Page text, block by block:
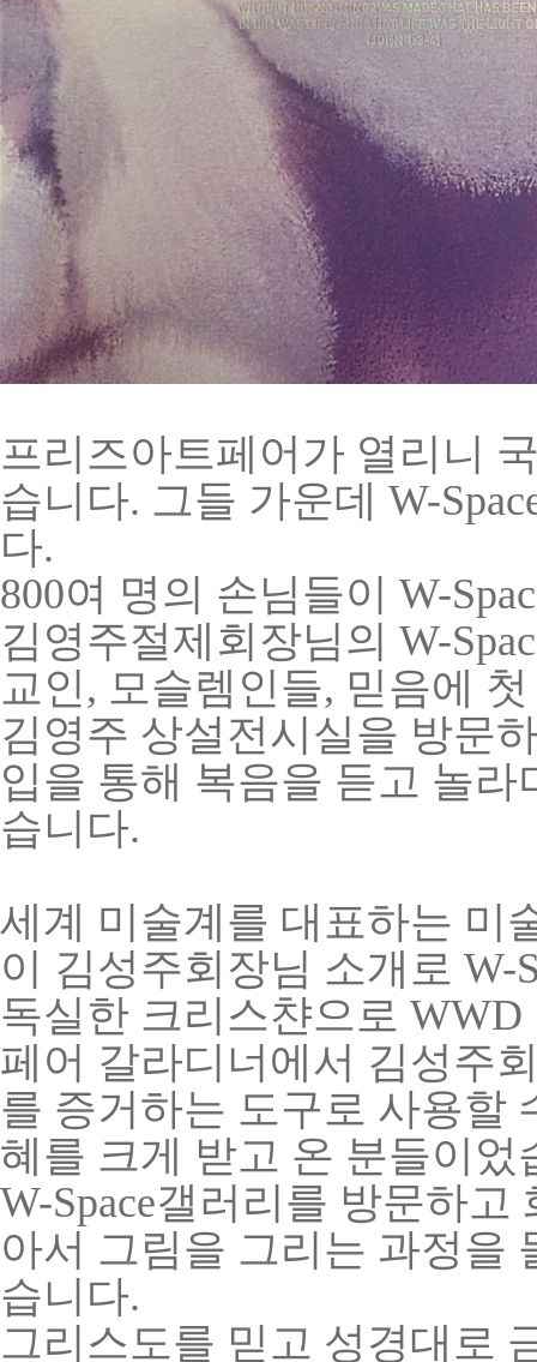
프리즈아트페어가 열리니
습니다. 그들 가운데 W-
다.
800여 명의 손님들이 W-
김영주절제회장님의 W-
교인, 모슬렘인들, 믿음에
김영주 상설전시실을 방문
입을 통해 복음을 듣고 놀
습니다.
세계 미술계를 대표하는 미
이 김성주회장님 소개로 W-
독실한 크리스챤으로
페어 갈라디너에서 김성주
를 증거하는 도구로 사용할
혜를 크게 받고 온 분들이
W-Space갤러리 를 방문하고
아서 그림을 그리는 과정을
습니다.
그리스도를 믿고 성경대로